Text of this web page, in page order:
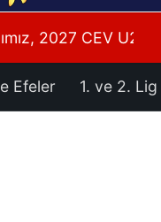
İlk Tur Elemeleri
Kursu
Efeler 1. ve 2. Lig